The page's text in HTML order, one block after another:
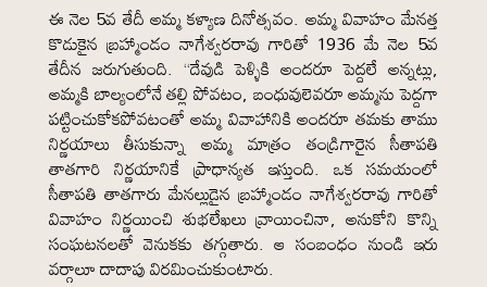
ఈ నెల 5వ తేదీ అమ్మ కళ్యాణ దినోత్సవం. అమ్మ వివాహం మేనత్త
కొడుకైన బ్రహ్మాండం నాగేశ్వరరావు గారితో 1936 మే నెల 5వ
తేదీన జరుగుతుంది. “దేవుడి పెళ్ళికి అందరూ పెద్దలే అన్నట్లు,
అమ్మకి బాల్యంలోనే తల్లి పోవటం, బంధువులెవరూ అమ్మను పెద్దగా
పట్టించుకోకపోవటంతో అమ్మ వివాహానికి అందరూ తమకు తాము
నిర్ణయాలు తీసుకున్నా అమ్మ మాత్రం తండ్రిగారైన సీతాపతి
తాతగారి నిర్ణయానికే ప్రాధాన్యత ఇస్తుంది. ఒక సమయంలో
సీతాపతి తాతగారు మేనల్లుడైన బ్రహ్మాండం నాగేశ్వరరావు గారితో
వివాహం నిర్ణయించి శుభలేఖలు వ్రాయించినా, అనుకోని కొన్ని
సంఘటనలతో వెనుకకు తగ్గుతారు. ఆ సంబంధం నుండి ఇరు
వర్గాలూ దాదాపు విరమించుకుంటారు.